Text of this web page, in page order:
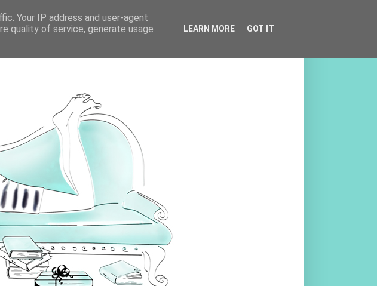
Your IP address and user-agent
quality of service, generate usage
LEARN MORE GOT IT